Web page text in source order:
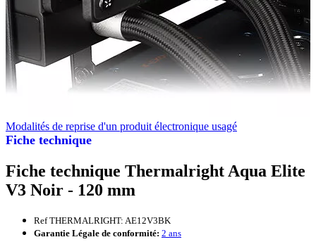
Fiche technique
Modalités de reprise d'un produit électronique usagé
Fiche technique Thermalright Aqua Elite
V3 Noir - 120 mm
Ref THERMALRIGHT: AE12V3BK
Garantie Légale de conformité: 2 ans